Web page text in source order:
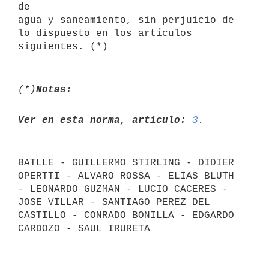
de
agua y saneamiento, sin perjuicio de
lo dispuesto en los artículos
(*)Notas:
Ver en esta norma, artículo: 3
BATLLE - GUILLERMO STIRLING - DIDIER
OPERTTI - ALVARO ROSSA - ELIAS BLUTH
- LEONARDO GUZMAN - LUCIO CACERES -
JOSE VILLAR - SANTIAGO PEREZ DEL
CASTILLO - CONRADO BONILLA - EDGARDO
CARDOZO - SAUL IRURETA